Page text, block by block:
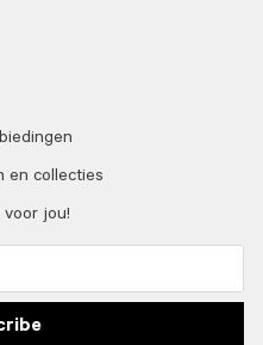
en collecties
voor jou!